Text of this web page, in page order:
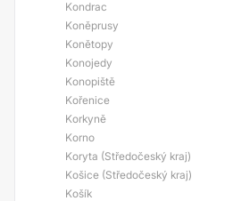
Kondrac
Koněprusy
Konětopy
Konojedy
Konopiště
Kořenice
Korkyně
Korno
Koryta (Středočeský kraj)
Košice (Středočeský kraj)
Košík